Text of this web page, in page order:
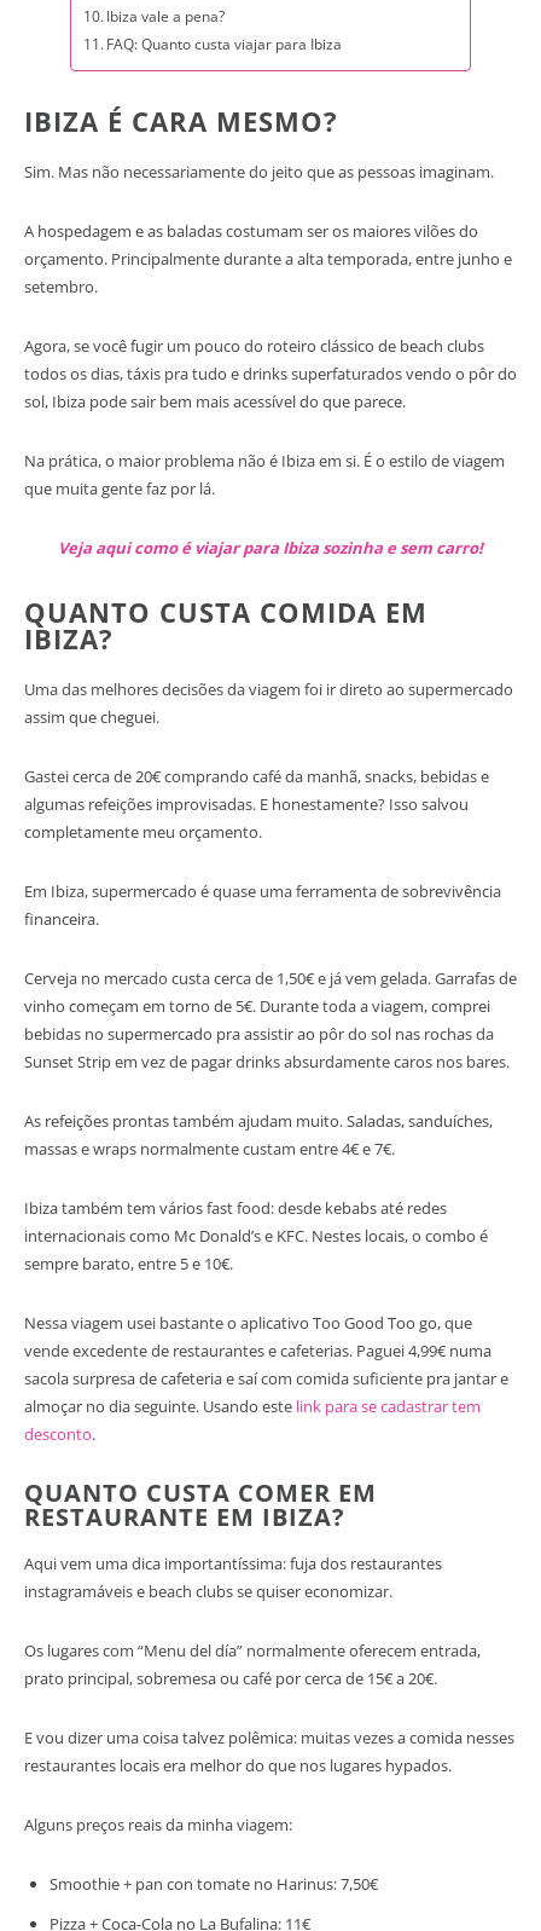
Ibiza vale a pena?
FAQ: Quanto custa viajar para Ibiza
IBIZA É CARA MESMO?
Sim. Mas não necessariamente do jeito que as pessoas imaginam.
A hospedagem e as baladas costumam ser os maiores vilões do
orçamento. Principalmente durante a alta temporada, entre junho e
setembro.
Agora, se você fugir um pouco do roteiro clássico de beach clubs
todos os dias, táxis pra tudo e drinks superfaturados vendo o pôr do
sol, Ibiza pode sair bem mais acessível do que parece.
Na prática, o maior problema não é Ibiza em si. É o estilo de viagem
que muita gente faz por lá.
Veja aqui como é viajar para Ibiza sozinha e sem carro!
QUANTO CUSTA COMIDA EM
IBIZA?
Uma das melhores decisões da viagem foi ir direto ao supermercado
assim que cheguei.
Gastei cerca de 20€ comprando café da manhã, snacks, bebidas e
algumas refeições improvisadas. E honestamente? Isso salvou
completamente meu orçamento.
Em Ibiza, supermercado é quase uma ferramenta de sobrevivência
financeira.
Cerveja no mercado custa cerca de 1,50€ e já vem gelada. Garrafas de
vinho começam em torno de 5€. Durante toda a viagem, comprei
bebidas no supermercado pra assistir ao pôr do sol nas rochas da
Sunset Strip em vez de pagar drinks absurdamente caros nos bares.
As refeições prontas também ajudam muito. Saladas, sanduíches,
massas e wraps normalmente custam entre 4€ e 7€.
Ibiza também tem vários fast food: desde kebabs até redes
internacionais como Mc Donald’s e KFC. Nestes locais, o combo é
sempre barato, entre 5 e 10€.
Nessa viagem usei bastante o aplicativo Too Good Too go, que
vende excedente de restaurantes e cafeterias. Paguei 4,99€ numa
sacola surpresa de cafeteria e saí com comida suficiente pra jantar e
almoçar no dia seguinte. Usando este link para se cadastrar tem
desconto.
QUANTO CUSTA COMER EM
RESTAURANTE EM IBIZA?
Aqui vem uma dica importantíssima: fuja dos restaurantes
instagramáveis e beach clubs se quiser economizar.
Os lugares com “Menu del día” normalmente oferecem entrada,
prato principal, sobremesa ou café por cerca de 15€ a 20€.
E vou dizer uma coisa talvez polêmica: muitas vezes a comida nesses
restaurantes locais era melhor do que nos lugares hypados.
Alguns preços reais da minha viagem:
Smoothie + pan con tomate no Harinus: 7,50€
Pizza + Coca-Cola no La Bufalina: 11€